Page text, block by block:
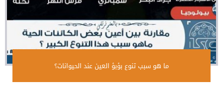
ما هو سبب تنوع بؤبؤ العين عند الحيوانات؟